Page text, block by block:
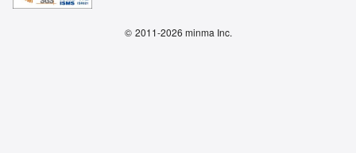
© 2011-2026 minma Inc.